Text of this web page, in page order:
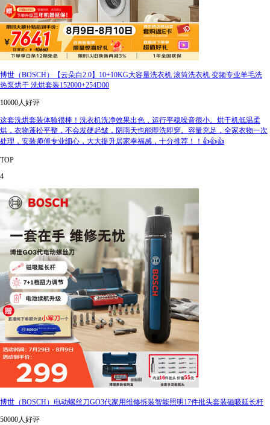
博世（BOSCH）【云朵白2.0】10+10KG大容量洗衣机 滚筒洗衣机 变频专业羊毛洗
热泵烘干 洗烘套装152000+254D00
10000人好评
这套洗烘套装体验很棒！洗衣机洗净效果出色，运行平稳噪音很小。烘干机低温柔
烘，衣物蓬松平整，不会发硬起皱，阴雨天也能即洗即穿。容量充足，全家衣物一次
处理，安装师傅专业细心，大大提升居家幸福感，十分推荐！！👍👍👍
TOP
4
博世（BOSCH）电动螺丝刀GO3代家用维修拆装智能照明17件批头套装磁吸延长杆
50000人好评